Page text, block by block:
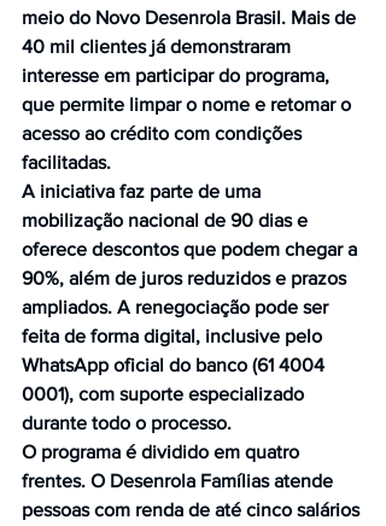
meio do Novo Desenrola Brasil. Mais de
40 mil clientes já demonstraram
interesse em participar do programa,
que permite limpar o nome e retomar o
acesso ao crédito com condições
facilitadas.
A iniciativa faz parte de uma
mobilização nacional de 90 dias e
oferece descontos que podem chegar a
90%, além de juros reduzidos e prazos
ampliados. A renegociação pode ser
feita de forma digital, inclusive pelo
WhatsApp oficial do banco (61 4004
0001), com suporte especializado
durante todo o processo.
O programa é dividido em quatro
frentes. O Desenrola Famílias atende
pessoas com renda de até cinco salários